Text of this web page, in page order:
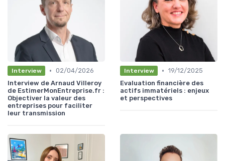
Interview • 02/04/2026
Interview de Arnaud Villeroy
de EstimerMonEntreprise.fr :
Objectiver la valeur des
entreprises pour faciliter
leur transmission
Interview • 19/12/2025
Evaluation financière des
actifs immatériels : enjeux
et perspectives